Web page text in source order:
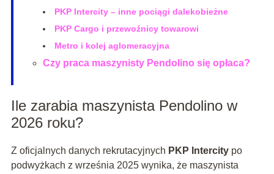
PKP Intercity – inne pociągi dalekobieżne
PKP Cargo i przewoźnicy towarowi
Metro i kolej aglomeracyjna
Czy praca maszynisty Pendolino się opłaca?
Ile zarabia maszynista Pendolino w
2026 roku?
Z oficjalnych danych rekrutacyjnych PKP Intercitypo
podwyżkach z września 2025 wynika, że maszynista